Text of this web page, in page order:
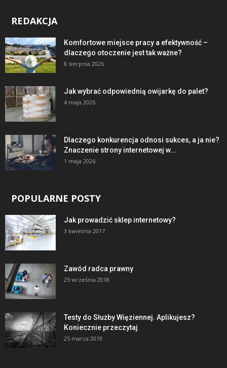
REDAKCJA
Komfortowe miejsce pracy a efektywność –
dlaczego otoczenie jest tak ważne?
8 sierpnia 2026
Jak wybrać odpowiednią owijarkę do palet?
4 maja 2026
Dlaczego konkurencja odnosi sukces, a ja nie?
Znaczenie strony internetowej w...
1 maja 2026
POPULARNE POSTY
Jak prowadzić sklep internetowy?
3 kwietnia 2017
Zawód radca prawny
25 września 2018
Testy do Służby Więziennej. Aplikujesz?
Koniecznie przeczytaj
25 marca 2019